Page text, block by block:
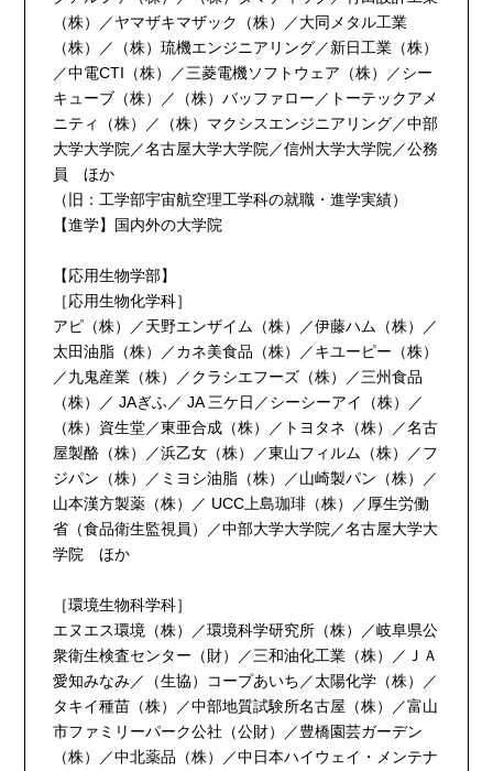
（株）／ヤマザキマザック（株）／大同メタル工業
（株）／（株）琉機エンジニアリング／新日工業（株）
／中電CTI（株）／三菱電機ソフトウェア（株）／シー
キューブ（株）／（株）バッファロー／トーテックアメ
ニティ（株）／（株）マクシスエンジニアリング／中部
大学大学院／名古屋大学大学院／信州大学大学院／公務
員 ほか
（旧：工学部宇宙航空理工学科の就職・進学実績）
【進学】国内外の大学院
【応用生物学部】
［応用生物化学科］
アピ（株）／天野エンザイム（株）／伊藤ハム（株）／
太田油脂（株）／カネ美食品（株）／キユーピー（株）
／九鬼産業（株）／クラシエフーズ（株）／三州食品
（株）／ JAぎふ／ JA 三ケ日／シーシーアイ（株）／
（株）資生堂／東亜合成（株）／トヨタネ（株）／名古
屋製酪（株）／浜乙女（株）／東山フィルム（株）／フ
ジパン（株）／ミヨシ油脂（株）／山崎製パン（株）／
山本漢方製薬（株）／ UCC上島珈琲（株）／厚生労働
省（食品衛生監視員）／中部大学大学院／名古屋大学大
学院 ほか
［環境生物科学科］
エヌエス環境（株）／環境科学研究所（株）／岐阜県公
衆衛生検査センター（財）／三和油化工業（株）／ＪＡ
愛知みなみ／（生協）コープあいち／太陽化学（株）／
タキイ種苗（株）／中部地質試験所名古屋（株）／富山
市ファミリーパーク公社（公財）／豊橋園芸ガーデン
（株）／中北薬品（株）／中日本ハイウェイ・メンテナ